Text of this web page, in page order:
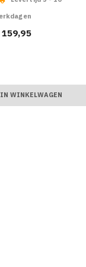
IN WINKELWAGEN